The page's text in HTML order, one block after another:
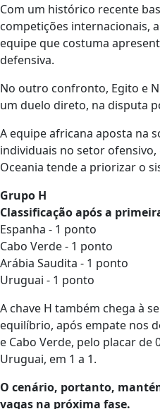
Com um histórico recente
competições internacionais,
equipe que costuma
defensiva.
No outro confronto, Egito e
um duelo direto, na disputa
A equipe africana aposta na
individuais no setor
Oceania tende a priorizar o
Grupo H
Classificação após a
Espanha - 1 ponto
Cabo Verde - 1 ponto
Arábia Saudita - 1 ponto
Uruguai - 1 ponto
A chave H também chega à
equilíbrio, após empate nos
e Cabo Verde, pelo placar de
Uruguai, em 1 a 1.
O cenário, portanto,
vagas na próxima fase.